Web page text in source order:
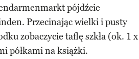
pójdźcie
Przecinając wielki i pusty
zobaczycie taflę szkła (ok. 1 x
półkami na książki.